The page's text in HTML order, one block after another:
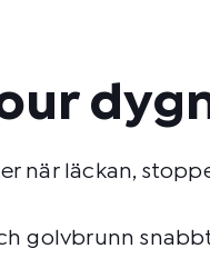
när läckan,
golvbrunn